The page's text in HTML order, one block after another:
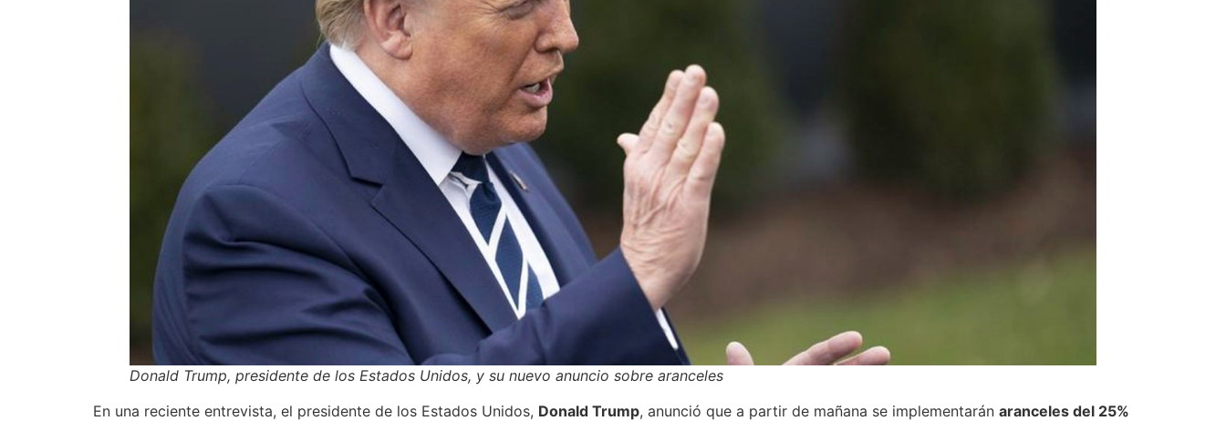
Donald Trump, presidente de los Estados Unidos, y su nuevo anuncio sobre aranceles
En una reciente entrevista, el presidente de los Estados Unidos, Donald Trump, anunció que a partir de mañana se implementarán aranceles del 25%